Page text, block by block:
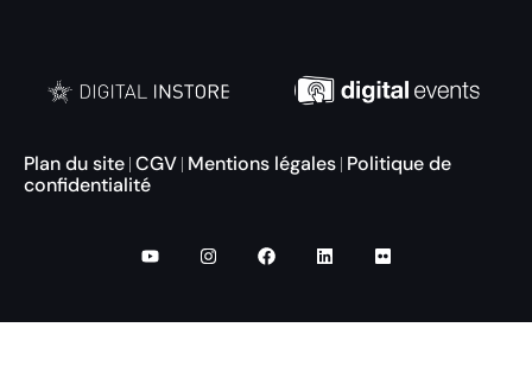
Plan du site CGV Mentions légales Politique de
confidentialité